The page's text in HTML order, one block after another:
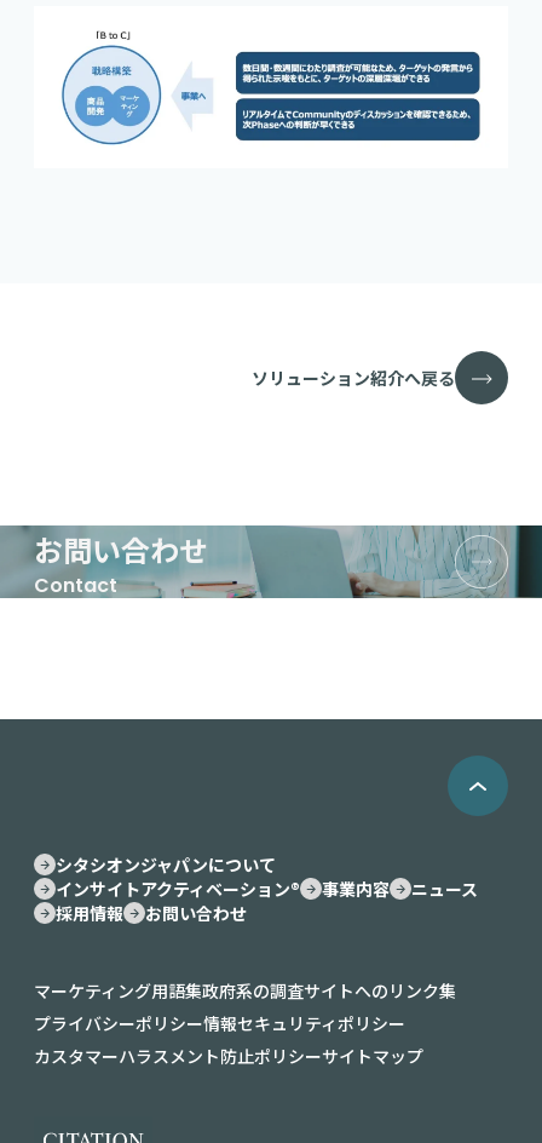
ソリューション紹介へ戻る
お問い合わせ
Contact
シタシオンジャパンについて
インサイトアクティベーション®︎
事業内容
ニュース
採用情報
お問い合わせ
マーケティング用語集政府系の調査サイトへのリンク集
プライバシーポリシー情報セキュリティポリシー
カスタマーハラスメント防止ポリシーサイトマップ